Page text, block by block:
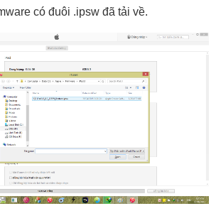
có đuôi .ipsw đã tải về.